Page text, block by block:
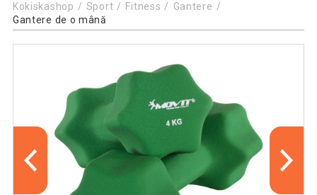
Kokiskashop Sport Fitness
Gantere
Gantere de o mână